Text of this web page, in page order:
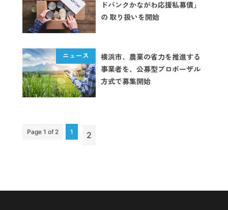
ドバンクかながわ応援私募債」
の 取り扱いを開始
横浜市、農業の省力を推進する
事業者を、公募型プロポーザル
方式で募集開始
Page 1 of 2 1 2